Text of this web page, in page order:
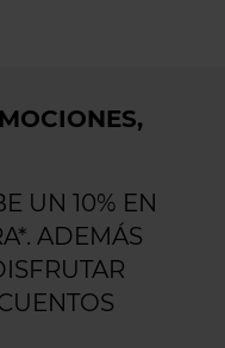
UN 10% EN
ADEMÁS